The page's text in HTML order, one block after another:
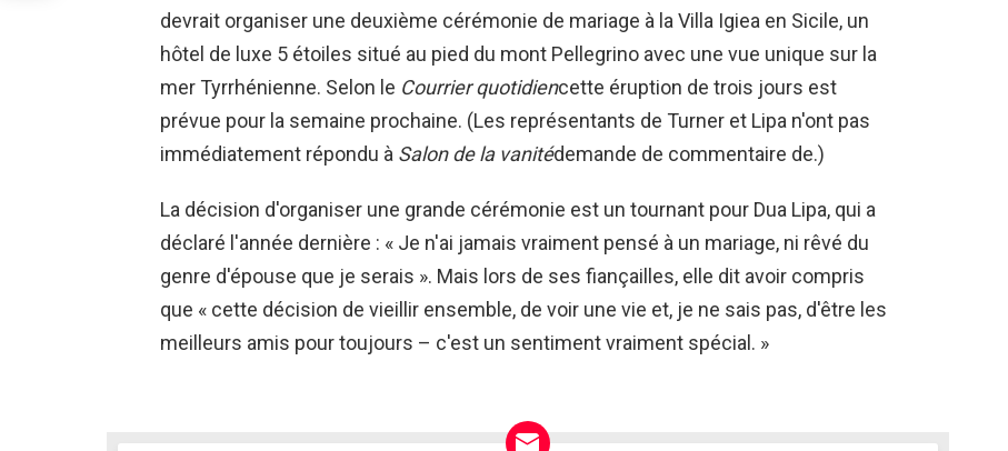
devrait organiser une deuxième cérémonie de mariage à la Villa Igiea en Sicile, un
hôtel de luxe 5 étoiles situé au pied du mont Pellegrino avec une vue unique sur la
mer Tyrrhénienne. Selon le Courrier quotidiencette éruption de trois jours est
prévue pour la semaine prochaine. (Les représentants de Turner et Lipa n'ont pas
immédiatement répondu à Salon de la vanitédemande de commentaire de.)
La décision d'organiser une grande cérémonie est un tournant pour Dua Lipa, qui a
déclaré l'année dernière : « Je n'ai jamais vraiment pensé à un mariage, ni rêvé du
genre d'épouse que je serais ». Mais lors de ses fiançailles, elle dit avoir compris
que « cette décision de vieillir ensemble, de voir une vie et, je ne sais pas, d'être les
meilleurs amis pour toujours – c'est un sentiment vraiment spécial. »